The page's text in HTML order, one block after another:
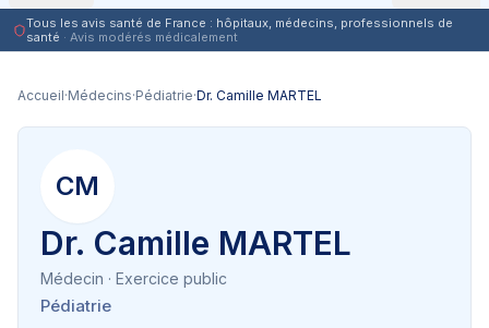
Tous les avis santé de France : hôpitaux, médecins, professionnels de
santé · Avis modérés médicalement
Accueil·Médecins·Pédiatrie·Dr. Camille MARTEL
CM
Dr. Camille MARTEL
Médecin · Exercice public
Pédiatrie